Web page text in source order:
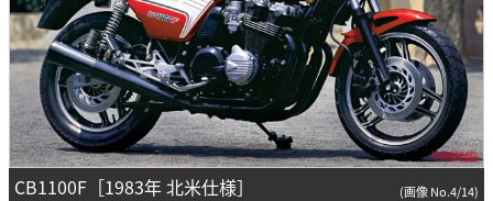
CB1100F［1983年 北米仕様］ (画像 No.4/14)